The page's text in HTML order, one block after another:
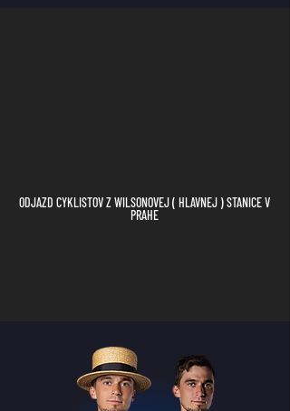
ODJAZD CYKLISTOV Z WILSONOVEJ ( HLAVNEJ ) STANICE V
PRAHE